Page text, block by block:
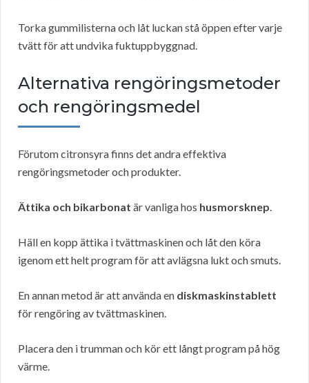
Torka gummilisterna och låt luckan stå öppen efter varje
tvätt för att undvika fuktuppbyggnad.
Alternativa rengöringsmetoder
och rengöringsmedel
Förutom citronsyra finns det andra effektiva
rengöringsmetoder och produkter.
Ättika och bikarbonat är vanliga hos husmorsknep.
Häll en kopp ättika i tvättmaskinen och låt den köra
igenom ett helt program för att avlägsna lukt och smuts.
En annan metod är att använda en diskmaskinstablett
för rengöring av tvättmaskinen.
Placera den i trumman och kör ett långt program på hög
värme.